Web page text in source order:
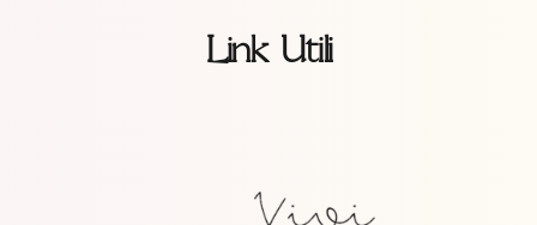
Link Utili